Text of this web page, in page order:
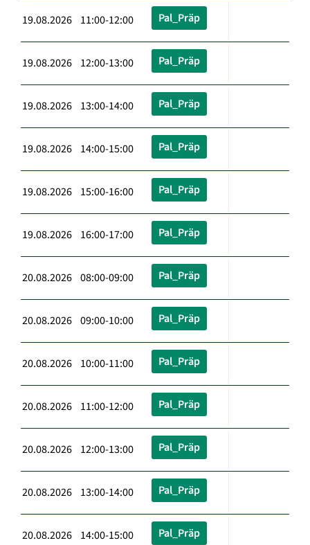
19.08.2026 11:00-12:00 Pal_Präp
19.08.2026 12:00-13:00 Pal_Präp
19.08.2026 13:00-14:00 Pal_Präp
19.08.2026 14:00-15:00 Pal_Präp
19.08.2026 15:00-16:00 Pal_Präp
19.08.2026 16:00-17:00 Pal_Präp
20.08.2026 08:00-09:00 Pal_Präp
20.08.2026 09:00-10:00 Pal_Präp
20.08.2026 10:00-11:00 Pal_Präp
20.08.2026 11:00-12:00 Pal_Präp
20.08.2026 12:00-13:00 Pal_Präp
20.08.2026 13:00-14:00 Pal_Präp
20.08.2026 14:00-15:00 Pal_Präp